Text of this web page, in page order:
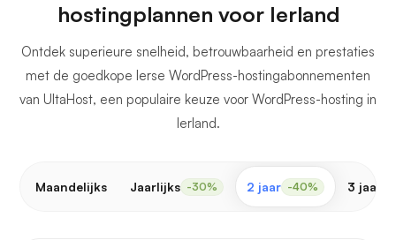
hostingplannen voor Ierland
Ontdek superieure snelheid, betrouwbaarheid en prestaties
met de goedkope Ierse WordPress-hostingabonnementen
van UltaHost, een populaire keuze voor WordPress-hosting in
Ierland.
Maandelijks Jaarlijks -30% 2 jaar -40% 3 jaar